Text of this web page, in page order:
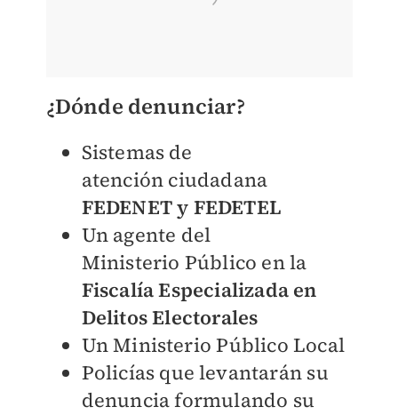
¿Dónde denunciar?
Sistemas de
atención ciudadana
FEDENET y FEDETEL
Un agente del
Ministerio Público en la
FiscalíaEspecializada en
DelitosElectorales
Un MinisterioPúblico Local
Policías que levantarán su
denunciaformulando su